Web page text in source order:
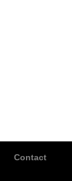
Contact